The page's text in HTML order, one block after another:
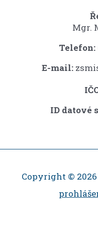
Mgr.
Telefon:
E-mail:
ID datové
Copyright ©